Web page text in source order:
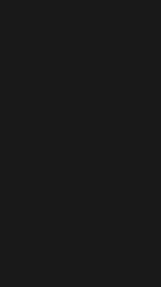
ventana)
ventana)